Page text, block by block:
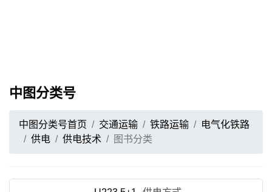
中图分类号
中图分类号首页 交通运输 铁路运输
电气化铁路
供电
供电技术 图书分类